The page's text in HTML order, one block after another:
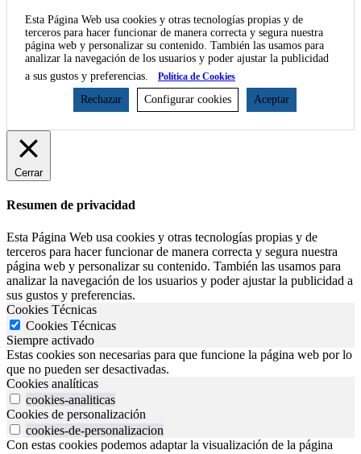
Esta Página Web usa cookies y otras tecnologías propias y de
terceros para hacer funcionar de manera correcta y segura nuestra
página web y personalizar su contenido. También las usamos para
analizar la navegación de los usuarios y poder ajustar la publicidad
a sus gustos y preferencias.
Política de Cookies
Rechazar Configurar cookies Aceptar
Cerrar
Resumen de privacidad
Esta Página Web usa cookies y otras tecnologías propias y de
terceros para hacer funcionar de manera correcta y segura nuestra
página web y personalizar su contenido. También las usamos para
analizar la navegación de los usuarios y poder ajustar la publicidad a
sus gustos y preferencias.
Cookies Técnicas
Cookies Técnicas
Siempre activado
Estas cookies son necesarias para que funcione la página web por lo
que no pueden ser desactivadas.
Cookies analíticas
cookies-analiticas
Cookies de personalización
cookies-de-personalizacion
Con estas cookies podemos adaptar la visualización de la página